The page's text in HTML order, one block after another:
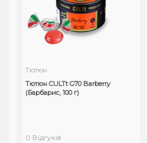
Тютюн
Тютюн CULTt G70 Barberry
(Барбарис, 100 г)
0 Відгуків